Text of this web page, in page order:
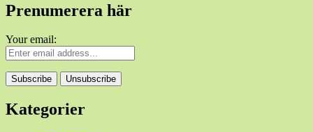
Prenumerera här
Your email:
Kategorier